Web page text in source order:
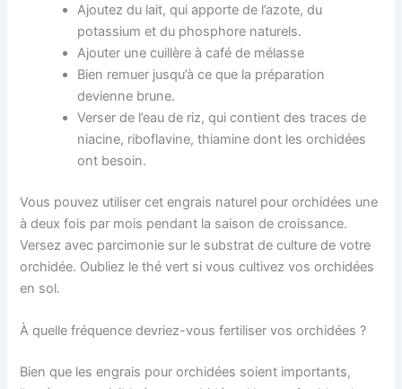
Ajoutez du lait, qui apporte de l’azote, du
potassium et du phosphore naturels.
Ajouter une cuillère à café de mélasse
Bien remuer jusqu’à ce que la préparation
devienne brune.
Verser de l’eau de riz, qui contient des traces de
niacine, riboflavine, thiamine dont les orchidées
ont besoin.
Vous pouvez utiliser cet engrais naturel pour orchidées une
à deux fois par mois pendant la saison de croissance.
Versez avec parcimonie sur le substrat de culture de votre
orchidée. Oubliez le thé vert si vous cultivez vos orchidées
en sol.
À quelle fréquence devriez-vous fertiliser vos orchidées ?
Bien que les engrais pour orchidées soient importants,